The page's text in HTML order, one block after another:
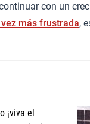
con un
más frustrada,
¡viva el